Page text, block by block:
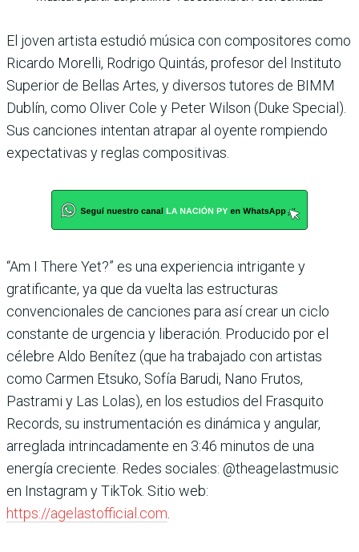
El joven artista estudió música con compositores como
Ricardo Morelli, Rodrigo Quintás, profesor del Instituto
Superior de Bellas Artes, y diversos tutores de BIMM
Dublín, como Oliver Cole y Peter Wilson (Duke Special).
Sus canciones intentan atrapar al oyente rompiendo
expectativas y reglas compositivas.
“Am I There Yet?” es una experiencia intrigante y
gratificante, ya que da vuelta las estructuras
convencionales de canciones para así crear un ciclo
constante de urgencia y liberación. Producido por el
célebre Aldo Benítez (que ha trabajado con artistas
como Carmen Etsuko, Sofía Barudi, Nano Frutos,
Pastrami y Las Lolas), en los estudios del Frasquito
Records, su instrumentación es dinámica y angular,
arreglada intrincadamente en 3:46 minutos de una
energía creciente. Redes sociales: @theagelastmusic
en Instagram y TikTok. Sitio web:
https://agelastofficial.com